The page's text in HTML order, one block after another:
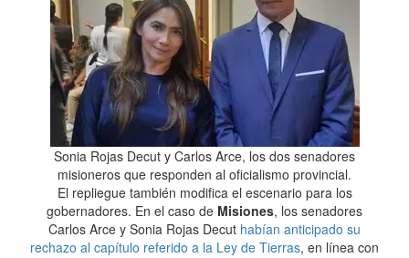
Sonia Rojas Decut y Carlos Arce, los dos senadores
misioneros que responden al oficialismo provincial.
El repliegue también modifica el escenario para los
gobernadores. En el caso de Misiones, los senadores
Carlos Arce y Sonia Rojas Decut habían anticipado su
rechazo al capítulo referido a la Ley de Tierras, en línea con